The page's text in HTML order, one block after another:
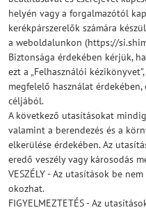
helyén vagy a forgalmazótól
kerékpárszerelők számára
a weboldalunkon (https://
Biztonsága érdekében kérjük,
ezt a „Felhasználói
megfelelő használat
céljából.
A következő utasításokat
valamint a berendezés és a
elkerülése érdekében. Az
eredő veszély vagy károsodás
VESZÉLY - Az utasítások be
okozhat.
FIGYELMEZTETÉS - Az